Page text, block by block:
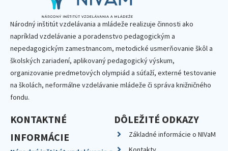
Národný inštitút vzdelávania a mládeže realizuje činnosti ako
napríklad vzdelávanie a poradenstvo pedagogickým a
nepedagogickým zamestnancom, metodické usmerňovanie škôl a
školských zariadení, aplikovaný pedagogický výskum,
organizovanie predmetových olympiád a súťaží, externé testovanie
na školách, neformálne vzdelávanie mládeže či správa knižničného
fondu.
KONTAKTNÉ
INFORMÁCIE
DÔLEŽITÉ ODKAZY
Základné informácie o NIVaM